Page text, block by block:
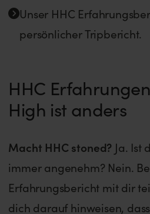
Unser HHC
persönlicher Tripbericht.
HHC
High ist anders
Macht HHC stoned? Ja. Ist
immer angenehm? Nein.
Erfahrungsbericht mit dir
dich darauf hinweisen,